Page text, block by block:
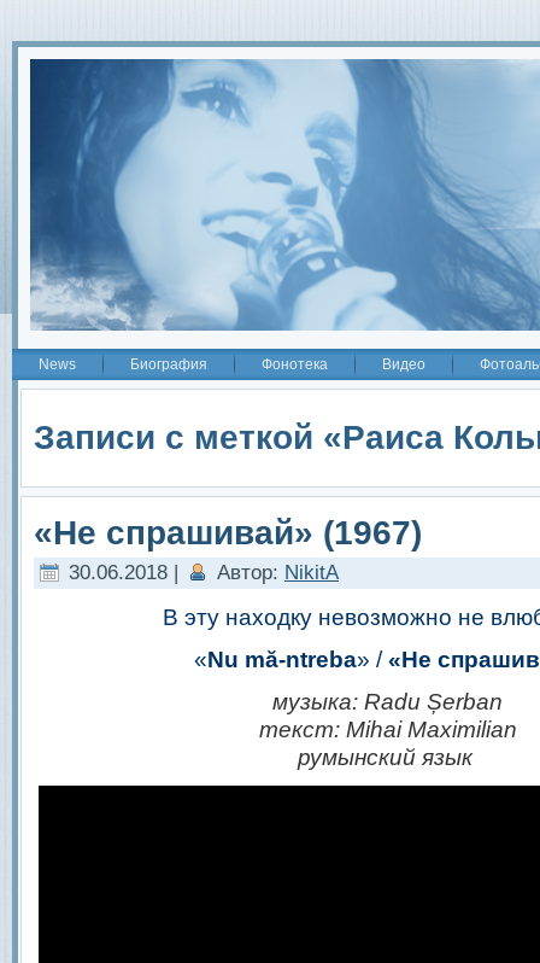
News Биография Фонотека Видео
Записи с меткой «Раиса
«Не спрашивай» (1967)
30.06.2018 | Автор: NikitA
В эту находку невозможно не
«Nu mă-ntreba» /«Не
музыка: Radu Șerban
текст: Mihai Maximilian
румынский язык